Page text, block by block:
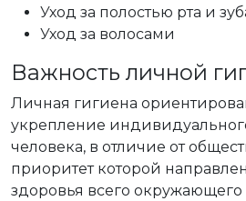
Уход за полостью рта и
Уход за волосами
Важность личной
Личная гигиена
укрепление
человека, в отличие от
приоритет которой
здоровья всего окружающего